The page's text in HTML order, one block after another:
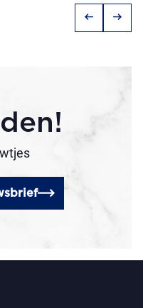
arrow_left_alt arrow_right_alt